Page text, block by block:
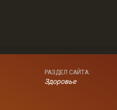
РАЗДЕЛ САЙТА:
Здоровье